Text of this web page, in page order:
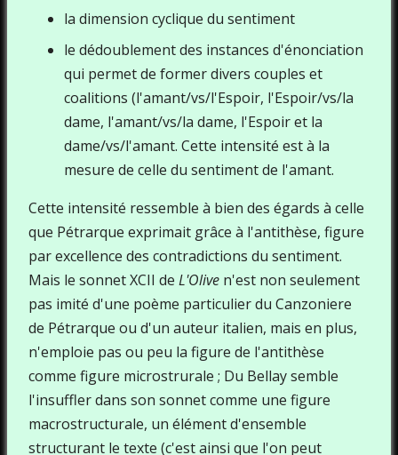
la dimension cyclique du sentiment
le dédoublement des instances d'énonciation
qui permet de former divers couples et
coalitions (l'amant/vs/l'Espoir, l'Espoir/vs/la
dame, l'amant/vs/la dame, l'Espoir et la
dame/vs/l'amant. Cette intensité est à la
mesure de celle du sentiment de l'amant.
Cette intensité ressemble à bien des égards à celle
que Pétrarque exprimait grâce à l'antithèse, figure
par excellence des contradictions du sentiment.
Mais le sonnet XCII de L'Olive n'est non seulement
pas imité d'une poème particulier du Canzoniere
de Pétrarque ou d'un auteur italien, mais en plus,
n'emploie pas ou peu la figure de l'antithèse
comme figure microstrurale ; Du Bellay semble
l'insuffler dans son sonnet comme une figure
macrostructurale, un élément d'ensemble
structurant le texte (c'est ainsi que l'on peut